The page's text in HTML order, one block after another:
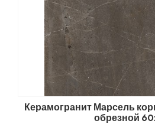
Керамогранит Марсель
обрезной